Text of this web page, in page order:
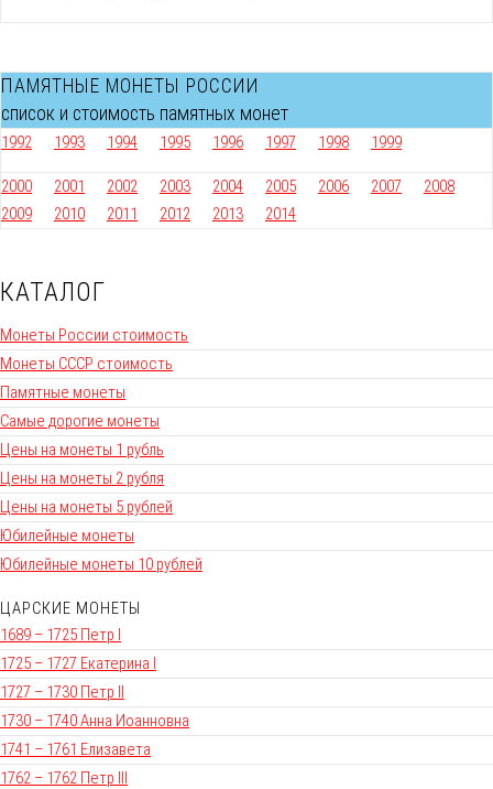
ПАМЯТНЫЕ МОНЕТЫ РОССИИ
список и стоимость памятных монет
1992 1993 1994 1995 1996 1997 1998 1999
2000 2001 2002 2003 2004 2005 2006 2007
2008
2009
2010 2011 2012 2013 2014
КАТАЛОГ
Монеты России стоимость
Монеты СССР стоимость
Памятные монеты
Самые дорогие монеты
Цены на монеты 1 рубль
Цены на монеты 2 рубля
Цены на монеты 5 рублей
Юбилейные монеты
Юбилейные монеты 10 рублей
ЦАРСКИЕ МОНЕТЫ
1689 – 1725 Петр I
1725 – 1727 Екатерина I
1727 – 1730 Петр II
1730 – 1740 Анна Иоанновна
1741 – 1761 Елизавета
1762 – 1762 Петр III